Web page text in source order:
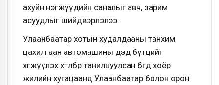
ахуйн нэгжүүдийн саналыг авч, зарим
асуудлыг шийдвэрлэлээ.
Улаанбаатар хотын худалдааны танхим
цахилгаан автомашины дэд бүтцийг
хөгжүүлэх хөтөлбөр танилцуулсан бөгөөд хоёр
жилийн хугацаанд Улаанбаатар болон орон